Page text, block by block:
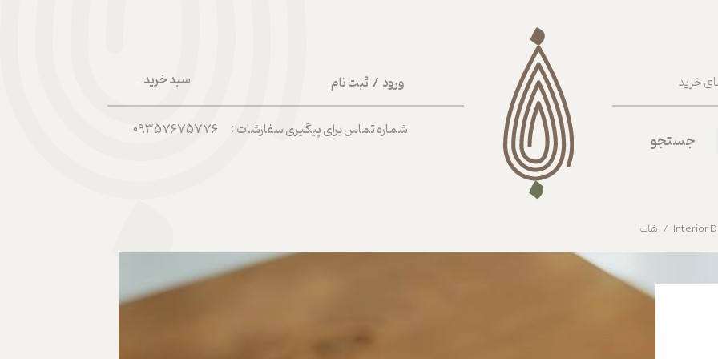
سبد خرید ورود / ثبت نام
حساب کاربری من
تغییر گذر واژه
خرید
شماره تماس برای پیگیری سفارشات : 09357675776
جستجو
شات